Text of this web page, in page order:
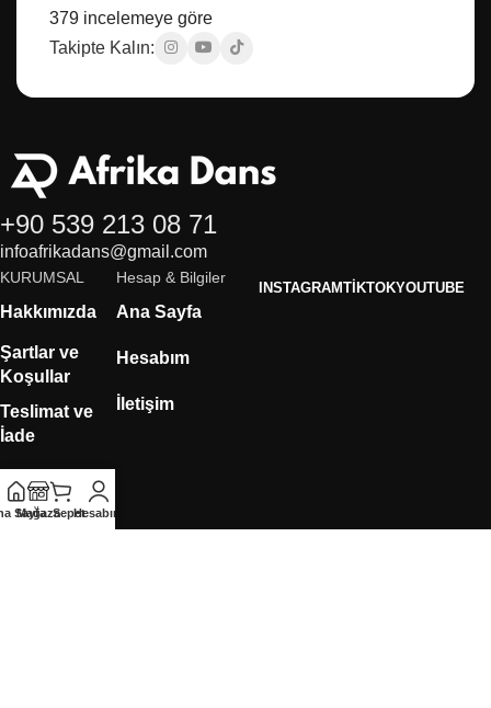
379 incelemeye göre
Takipte Kalın:
+90 539 213 08 71
infoafrikadans@gmail.com
KURUMSAL
Hakkımızda
Şartlar ve
Koşullar
Teslimat ve
İade
KVKK
Hesap & Bilgiler
Ana Sayfa
Hesabım
İletişim
INSTAGRAMTIKTOKYOUTUBE
Sayfa
MağazaSepetHesabım